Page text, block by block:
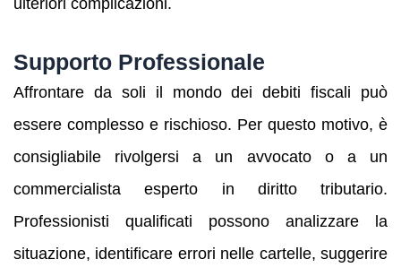
ulteriori complicazioni.
Supporto Professionale
Affrontare da soli il mondo dei debiti fiscali può
essere complesso e rischioso. Per questo motivo, è
consigliabile rivolgersi a un avvocato o a un
commercialista esperto in diritto tributario.
Professionisti qualificati possono analizzare la
situazione, identificare errori nelle cartelle, suggerire